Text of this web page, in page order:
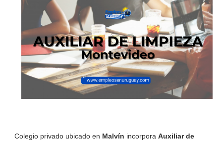
Colegio privado ubicado en Malvín incorpora Auxiliar de